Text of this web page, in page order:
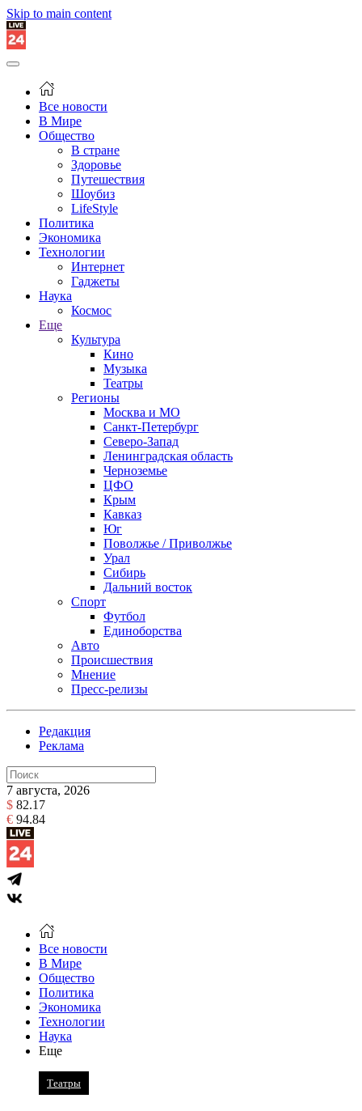
Skip to main content
Все новости
В Мире
Общество
В стране
Здоровье
Путешествия
Шоубиз
LifeStyle
Политика
Экономика
Технологии
Интернет
Гаджеты
Наука
Космос
Еще
Культура
Кино
Музыка
Театры
Регионы
Москва и МО
Санкт-Петербург
Северо-Запад
Ленинградская область
Черноземье
ЦФО
Крым
Кавказ
Юг
Поволжье / Приволжье
Урал
Сибирь
Дальний восток
Спорт
Футбол
Единоборства
Авто
Происшествия
Мнение
Пресс-релизы
Редакция
Реклама
7 августа, 2026
$ 82.17
€ 94.84
Все новости
В Мире
Общество
Политика
Экономика
Технологии
Наука
Еще
Театры